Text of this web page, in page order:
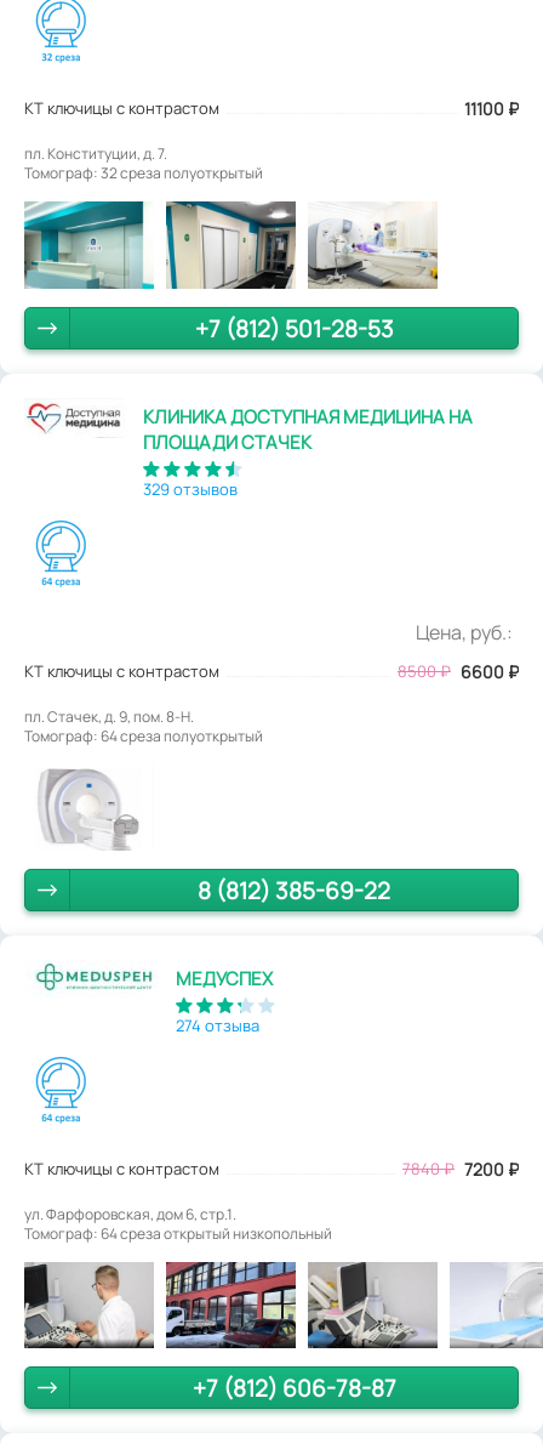
КТ ключицы с контрастом 11100 ₽
пл. Конституции, д. 7.
Томограф: 32 среза полуоткрытый
+7 (812) 501-28-53
КЛИНИКА ДОСТУПНАЯ МЕДИЦИНА НА
ПЛОЩАДИ СТАЧЕК
329 отзывов
Цена, руб.:
КТ ключицы с контрастом 8500₽ 6600 ₽
пл. Стачек, д. 9, пом. 8-Н.
Томограф: 64 среза полуоткрытый
8 (812) 385-69-22
МЕДУСПЕХ
274 отзыва
КТ ключицы с контрастом 7840₽ 7200 ₽
ул. Фарфоровская, дом 6, стр.1.
Томограф: 64 среза открытый низкопольный
+7 (812) 606-78-87